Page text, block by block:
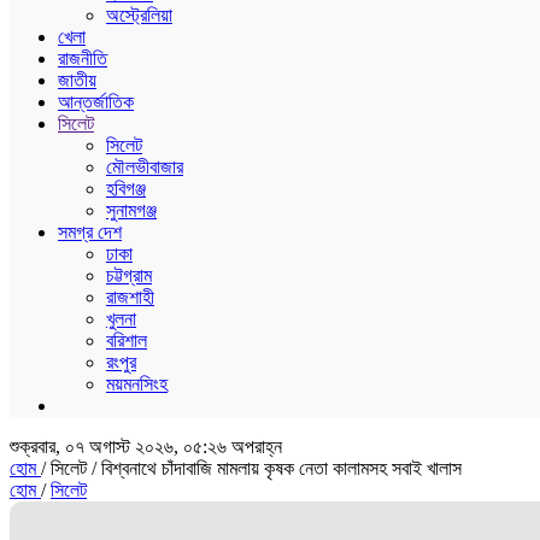
অস্ট্রেলিয়া
খেলা
রাজনীতি
জাতীয়
আন্তর্জাতিক
সিলেট
সিলেট
মৌলভীবাজার
হবিগঞ্জ
সুনামগঞ্জ
সমগ্র দেশ
ঢাকা
চট্টগ্রাম
রাজশাহী
খুলনা
বরিশাল
রংপুর
ময়মনসিংহ
শুক্রবার, ০৭ অগাস্ট ২০২৬, ০৫:২৬ অপরাহ্ন
হোম/ সিলেট /বিশ্বনাথে চাঁদাবাজি মামলায় কৃষক নেতা কালামসহ সবাই খালাস
হোম/সিলেট